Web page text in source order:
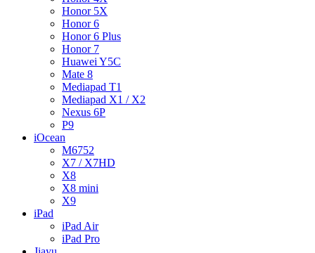
Honor 5X
Honor 6
Honor 6 Plus
Honor 7
Huawei Y5C
Mate 8
Mediapad T1
Mediapad X1 / X2
Nexus 6P
P9
iOcean
M6752
X7 / X7HD
X8
X8 mini
X9
iPad
iPad Air
iPad Pro